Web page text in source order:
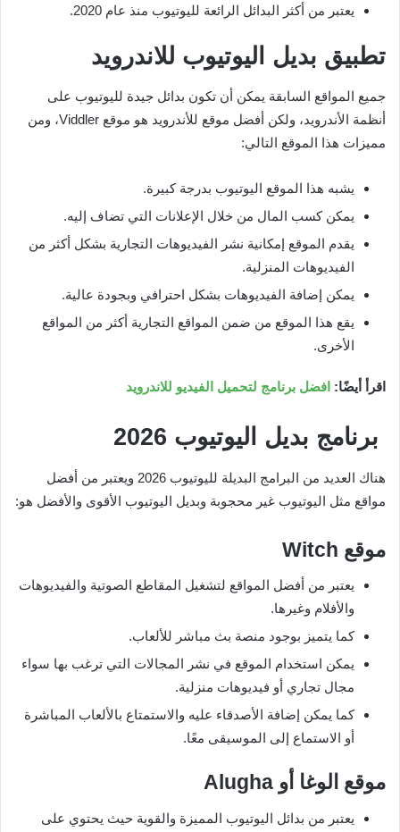
يعتبر من أكثر البدائل الرائعة لليوتيوب منذ عام 2020.
تطبيق بديل اليوتيوب للاندرويد
جميع المواقع السابقة يمكن أن تكون بدائل جيدة لليوتيوب على
أنظمة الأندرويد، ولكن أفضل موقع للأندرويد هو موقع Viddler، ومن
مميزات هذا الموقع التالي:
يشبه هذا الموقع اليوتيوب بدرجة كبيرة.
يمكن كسب المال من خلال الإعلانات التي تضاف إليه.
يقدم الموقع إمكانية نشر الفيديوهات التجارية بشكل أكثر من
الفيديوهات المنزلية.
يمكن إضافة الفيديوهات بشكل احترافي وبجودة عالية.
يقع هذا الموقع من ضمن المواقع التجارية أكثر من المواقع
الأخرى.
اقرأ أيضًا: افضل برنامج لتحميل الفيديو للاندرويد
برنامج بديل اليوتيوب 2026
هناك العديد من البرامج البديلة لليوتيوب 2026 ويعتبر من أفضل
مواقع مثل اليوتيوب غير محجوبة وبديل اليوتيوب الأقوى والأفضل هو:
موقع Witch
يعتبر من أفضل المواقع لتشغيل المقاطع الصوتية والفيديوهات
والأفلام وغيرها.
كما يتميز بوجود منصة بث مباشر للألعاب.
يمكن استخدام الموقع في نشر المجالات التي ترغب بها سواء
مجال تجاري أو فيديوهات منزلية.
كما يمكن إضافة الأصدقاء عليه والاستمتاع بالألعاب المباشرة
أو الاستماع إلى الموسيقى معًا.
موقع الوغا أو Alugha
يعتبر من بدائل اليوتيوب المميزة والقوية حيث يحتوي على